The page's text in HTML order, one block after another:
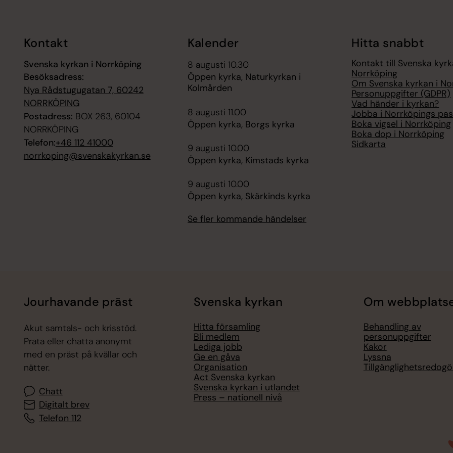
Kontakt
Svenska kyrkan i Norrköping
Besöksadress:
Nya Rådstugugatan 7, 60242
NORRKÖPING
Postadress: BOX 263, 60104
NORRKÖPING
Telefon:+46 112 41000
norrkoping@svenskakyrkan.se
Kalender
8 augusti 10.30
Öppen kyrka, Naturkyrkan i
Kolmården
8 augusti 11.00
Öppen kyrka, Borgs kyrka
9 augusti 10.00
Öppen kyrka, Kimstads kyrka
9 augusti 10.00
Öppen kyrka, Skärkinds kyrka
Se fler kommande händelser
Hitta snabbt
Kontakt till Svenska
Norrköping
Om Svenska kyrkan i
Personuppgifter (GDPR)
Vad händer i kyrkan?
Jobba i Norrköpings
Boka vigsel i Norrköping
Boka dop i Norrköping
Sidkarta
Jourhavande präst
Akut samtals- och krisstöd.
Prata eller chatta anonymt
med en präst på kvällar och
nätter.
Chatt
Digitalt brev
Telefon 112
Svenska kyrkan
Hitta församling
Bli medlem
Lediga jobb
Ge en gåva
Organisation
Act Svenska kyrkan
Svenska kyrkan i utlandet
Press – nationell nivå
Om
Behandling av
personuppgifter
Kakor
Lyssna